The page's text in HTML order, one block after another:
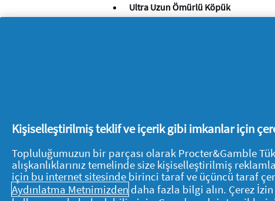
Ultra Uzun Ömürlü Köpük
P&G Hakkında
Kişiselleştirilmiş teklif ve içerik gibi imkanlar için
Topluluğumuzun bir parçası olarak Procter&Gamble
alışkanlıklarınız temelinde size kişiselleştirilmiş
için bu internet sitesinde birinci taraf ve üçüncü taraf
Aydınlatma Metnimizden daha fazla bilgi alın. Çerez